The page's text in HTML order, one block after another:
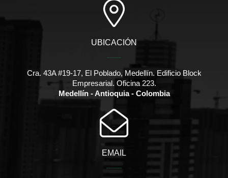
UBICACIÓN
Cra. 43A #19-17, El Poblado, Medellín. Edificio Block
Empresarial. Oficina 223.
Medellín - Antioquia - Colombia
EMAIL